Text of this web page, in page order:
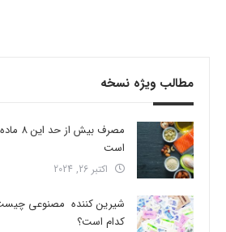
مطالب ویژه نسخه
مصرف
است
اکتبر 26, 2024
شیرین کننده مصنوعی
کدام است؟